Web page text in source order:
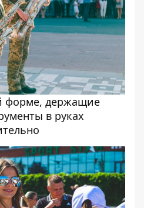
форме, держащие
в руках